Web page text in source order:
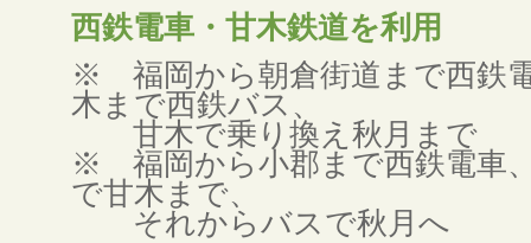
西鉄電車・甘木鉄道を利用
※ 福岡から朝倉街道まで西鉄
木まで西鉄バス、
甘木で乗り換え秋月まで
※ 福岡から小郡まで西鉄電車
で甘木まで、
それからバスで秋月へ